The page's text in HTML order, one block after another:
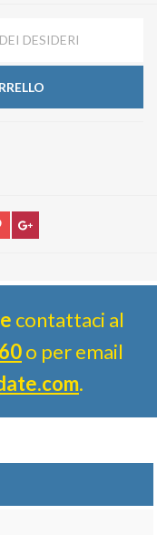
DESIDERI
contattaci al
o per email
.